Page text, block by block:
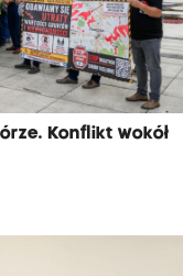
Konflikt wokół